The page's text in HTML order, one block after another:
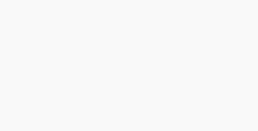
veröffentlicht.